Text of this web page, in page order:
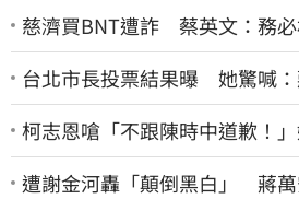
慈濟買BNT遭詐 蔡英文：務
台北市長投票結果曝 她驚喊
柯志恩嗆「不跟陳時中道歉！
遭謝金河轟「顛倒黑白」 蔣萬